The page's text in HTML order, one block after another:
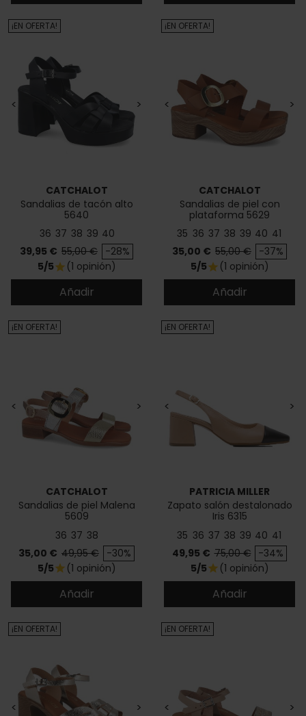
< >
CATCHALOT
Sandalias de tacón alto
5640
36 37 38 39 40
Precio
39,95 € Precio base
55,00 € -28%
¡EN OFERTA!
5/5star (1 opinión)
Añadir
< >
CATCHALOT
Sandalias de piel con
plataforma 5629
35 36 37 38 39 40 41
Precio
35,00 € Precio base
55,00 € -37%
¡EN OFERTA!
5/5star (1 opinión)
Añadir
< >
CATCHALOT
Sandalias de piel Malena
5609
36 37 38
Precio
35,00 € Precio base
49,95 € -30%
¡EN OFERTA!
5/5star (1 opinión)
Añadir
< >
PATRICIA MILLER
Zapato salón destalonado
Iris 6315
35 36 37 38 39 40 41
Precio
49,95 € Precio base
75,00 € -34%
¡EN OFERTA!
5/5star (1 opinión)
Añadir
< >
¡EN OFERTA!
< >
¡EN OFERTA!